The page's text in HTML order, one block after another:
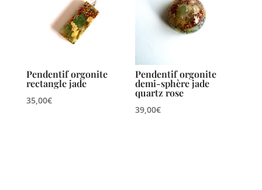
Pendentif orgonite
rectangle jade
35,00€
Pendentif orgonite
demi-sphère jade
quartz rose
39,00€